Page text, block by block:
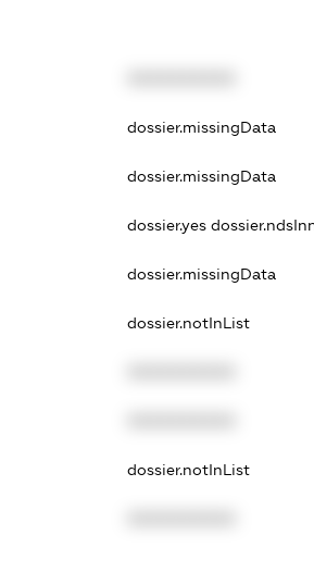
dossier.missingData
dossier.missingData
dossier.yes
dossier.missingData
dossier.notInList
dossier.notInList